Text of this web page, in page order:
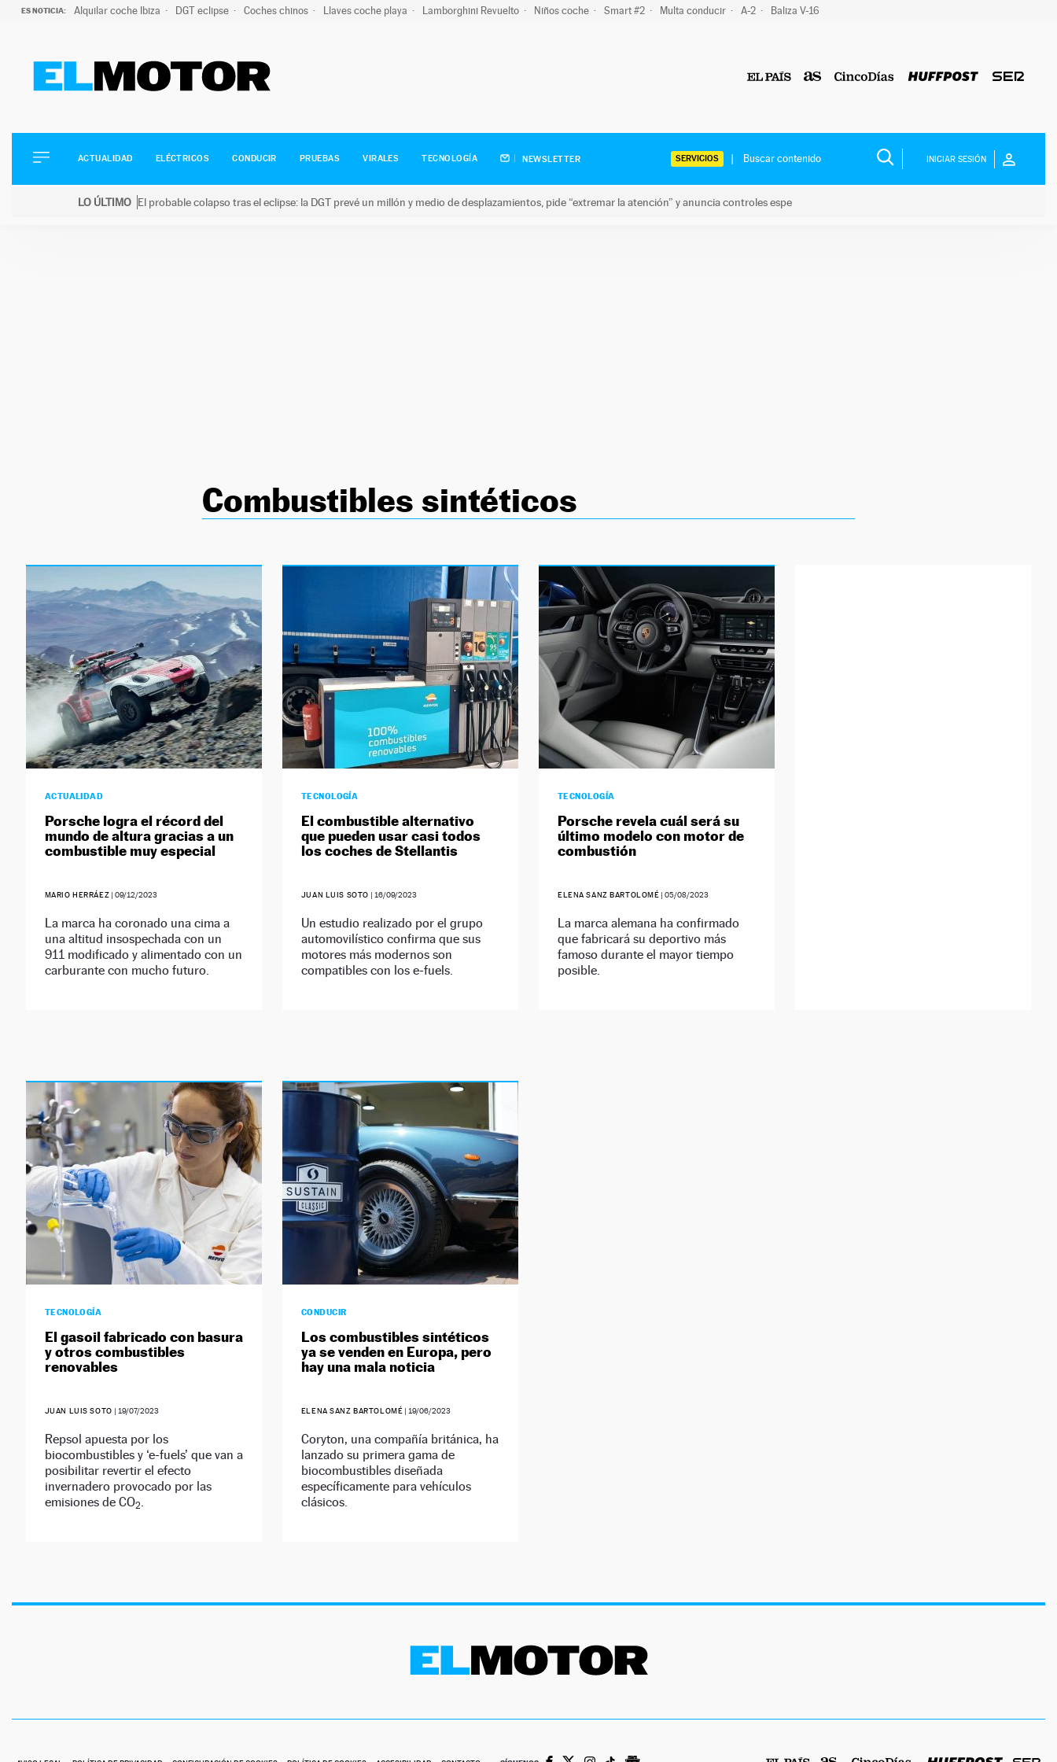
ES NOTICIA: Alquilar coche Ibiza DGT eclipse Coches chinos Llaves coche playa Lamborghini Revuelto Niños coche Smart #2 Multa conducir A-2 Baliza V-16
ELÉCTRICOS
CONDUCIR
ACTUALIDAD ELÉCTRICOS CONDUCIR PRUEBAS VIRALES TECNOLOGÍA NEWSLETTER SERVICIOS INICIAR SESIÓN
LO ÚLTIMO El probable colapso tras el eclipse: la DGT prevé un millón y medio de desplazamientos, pide “extremar la atención” y anuncia controles espe
Combustibles sintéticos
ACTUALIDAD
Porsche logra el récord del
mundo de altura gracias a un
combustible muy especial
MARIO HERRÁEZ |09/12/2023
La marca ha coronado una cima a
una altitud insospechada con un
911 modificado y alimentado con un
carburante con mucho futuro.
TECNOLOGÍA
El combustible alternativo
que pueden usar casi todos
los coches de Stellantis
JUAN LUIS SOTO | 16/09/2023
Un estudio realizado por el grupo
automovilístico confirma que sus
motores más modernos son
compatibles con los e-fuels.
TECNOLOGÍA
Porsche revela cuál será su
último modelo con motor de
combustión
ELENA SANZ BARTOLOMÉ |05/08/2023
La marca alemana ha confirmado
que fabricará su deportivo más
famoso durante el mayor tiempo
posible.
TECNOLOGÍA
El gasoil fabricado con basura
y otros combustibles
renovables
JUAN LUIS SOTO | 19/07/2023
Repsol apuesta por los
biocombustibles y ‘e-fuels’ que van a
posibilitar revertir el efecto
invernadero provocado por las
emisiones de CO2.
CONDUCIR
Los combustibles sintéticos
ya se venden en Europa, pero
hay una mala noticia
ELENA SANZ BARTOLOMÉ | 19/06/2023
Coryton, una compañía británica, ha
lanzado su primera gama de
biocombustibles diseñada
específicamente para vehículos
clásicos.